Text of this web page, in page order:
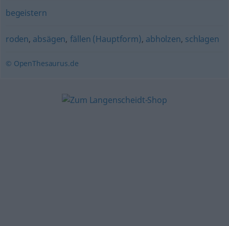
begeistern
roden, absägen, fällen (Hauptform), abholzen, schlagen
© OpenThesaurus.de